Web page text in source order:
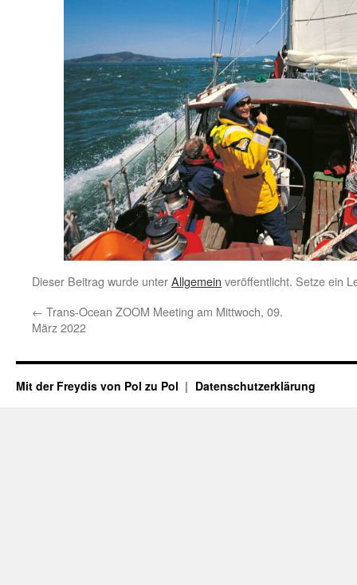
Dieser Beitrag wurde unterAllgemein veröffentlicht. Setze ein
← Trans-Ocean ZOOM Meeting am Mittwoch, 09.
März 2022
Mit der Freydis von Pol zu Pol Datenschutzerklärung